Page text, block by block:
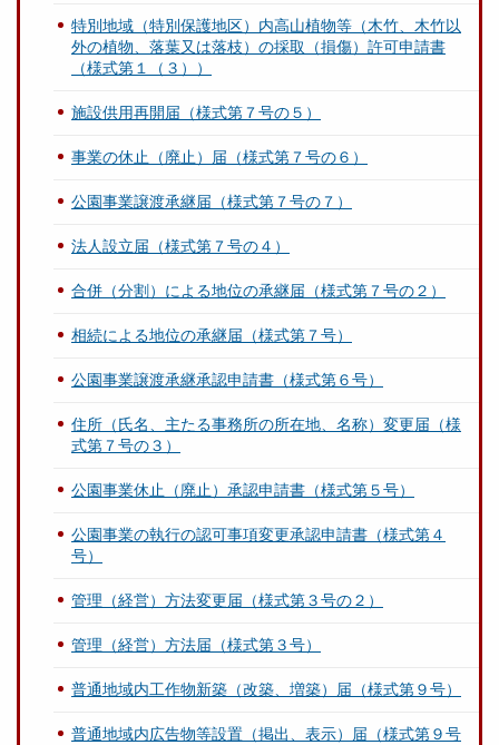
特別地域（特別保護地区）内高山植物等（木竹、木竹以
外の植物、落葉又は落枝）の採取（損傷）許可申請書
（様式第１（３））
施設供用再開届（様式第７号の５）
事業の休止（廃止）届（様式第７号の６）
公園事業譲渡承継届（様式第７号の７）
法人設立届（様式第７号の４）
合併（分割）による地位の承継届（様式第７号の２）
相続による地位の承継届（様式第７号）
公園事業譲渡承継承認申請書（様式第６号）
住所（氏名、主たる事務所の所在地、名称）変更届（様
式第７号の３）
公園事業休止（廃止）承認申請書（様式第５号）
公園事業の執行の認可事項変更承認申請書（様式第４
号）
管理（経営）方法変更届（様式第３号の２）
管理（経営）方法届（様式第３号）
普通地域内工作物新築（改築、増築）届（様式第９号）
普通地域内広告物等設置（掲出、表示）届（様式第９号